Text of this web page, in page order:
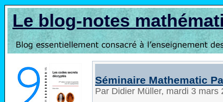
Le blog-notes
Séminaire Mathematic
Par Didier Müller, mardi 3